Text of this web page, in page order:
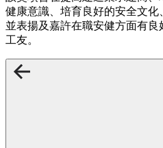
健康意識、培育良好的安全文化
並表揚及嘉許在職安健方面有
工友。